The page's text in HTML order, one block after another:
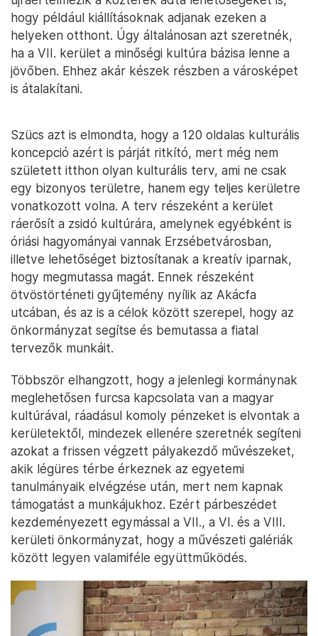
hogy például kiállításoknak adjanak ezeken a
helyeken otthont. Úgy általánosan azt szeretnék,
ha a VII. kerület a minőségi kultúra bázisa lenne a
jövőben. Ehhez akár készek részben a városképet
is átalakítani.
Szücs azt is elmondta, hogy a 120 oldalas kulturális
koncepció azért is párját ritkító, mert még nem
született itthon olyan kulturális terv, ami ne csak
egy bizonyos területre, hanem egy teljes kerületre
vonatkozott volna. A terv részeként a kerület
ráerősít a zsidó kultúrára, amelynek egyébként is
óriási hagyományai vannak Erzsébetvárosban,
illetve lehetőséget biztosítanak a kreatív iparnak,
hogy megmutassa magát. Ennek részeként
ötvöstörténeti gyűjtemény nyílik az Akácfa
utcában, és az is a célok között szerepel, hogy az
önkormányzat segítse és bemutassa a fiatal
tervezők munkáit.
Többször elhangzott, hogy a jelenlegi kormánynak
meglehetősen furcsa kapcsolata van a magyar
kultúrával, ráadásul komoly pénzeket is elvontak a
kerületektől, mindezek ellenére szeretnék segíteni
azokat a frissen végzett pályakezdő művészeket,
akik légüres térbe érkeznek az egyetemi
tanulmányaik elvégzése után, mert nem kapnak
támogatást a munkájukhoz. Ezért párbeszédet
kezdeményezett egymással a VII., a VI. és a VIII.
kerületi önkormányzat, hogy a művészeti galériák
között legyen valamiféle együttműködés.